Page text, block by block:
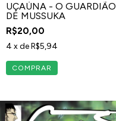
UÇAÚNA - O GUARDIÃO
DE MUSSUKA
R$20,00
4 x deR$5,94